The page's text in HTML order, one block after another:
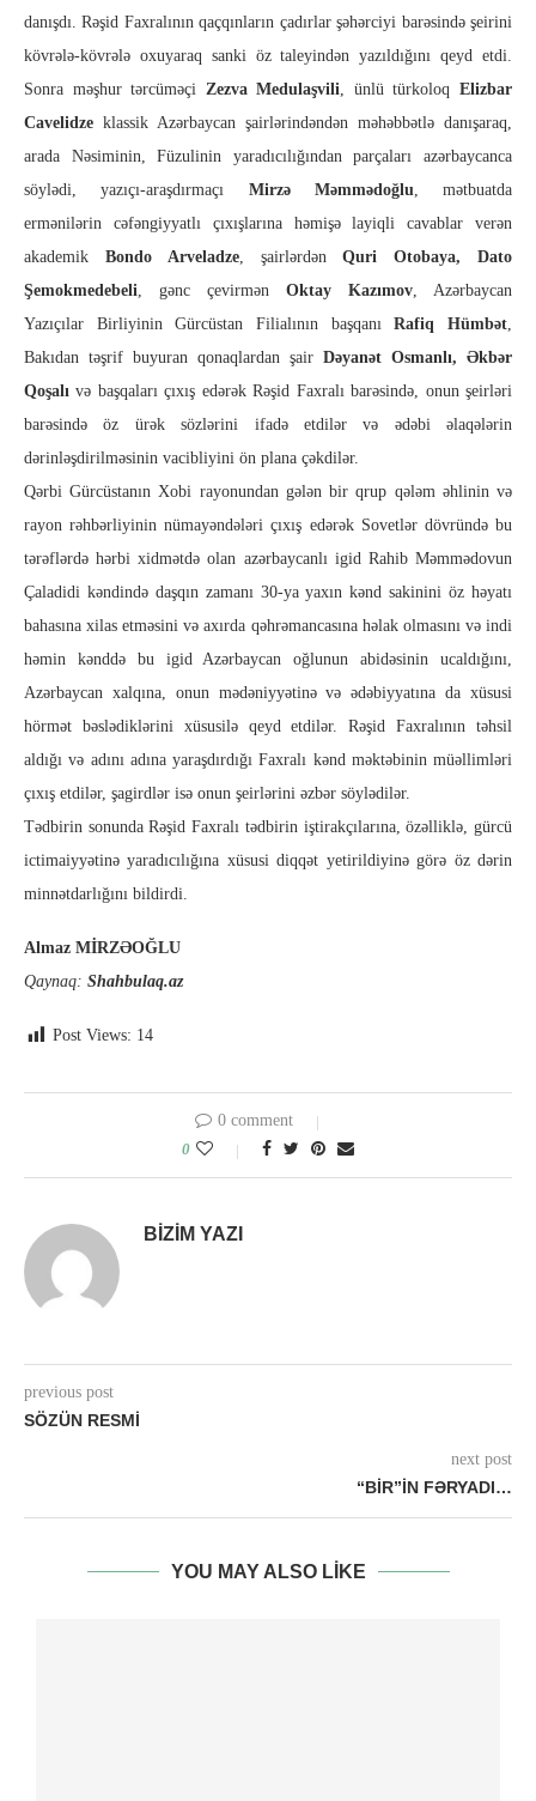
danışdı. Rəşid Faxralının qaçqınların çadırlar şəhərciyi barəsində şeirini
kövrələ-kövrələ oxuyaraq sanki öz taleyindən yazıldığını qeyd etdi.
Sonra məşhur tərcüməçi Zezva Medulaşvili, ünlü türkoloqElizbar
Cavelidze klassik Azərbaycan şairlərindəndən məhəbbətlə danışaraq,
arada Nəsiminin, Füzulinin yaradıcılığından parçaları azərbaycanca
söylədi, yazıçı-araşdırmaçı Mirzə Məmmədoğlu, mətbuatda
ermənilərin cəfəngiyyatlı çıxışlarına həmişə layiqli cavablar verən
akademik Bondo Arveladze, şairlərdənQuri Otobaya, Dato
Şemokmedebeli, gənc çevirmən Oktay Kazımov, Azərbaycan
Yazıçılar Birliyinin Gürcüstan Filialının başqanıRafiq Hümbət,
Bakıdan təşrif buyuran qonaqlardan şair Dəyanət Osmanlı, Əkbər
Qoşalı və başqaları çıxış edərək Rəşid Faxralı barəsində, onun şeirləri
barəsində öz ürək sözlərini ifadə etdilər və ədəbi əlaqələrin
dərinləşdirilməsinin vacibliyini ön plana çəkdilər.
Qərbi Gürcüstanın Xobi rayonundan gələn bir qrup qələm əhlinin və
rayon rəhbərliyinin nümayəndələri çıxış edərək Sovetlər dövründə bu
tərəflərdə hərbi xidmətdə olan azərbaycanlı igid Rahib Məmmədovun
Çaladidi kəndində daşqın zamanı 30-ya yaxın kənd sakinini öz həyatı
bahasına xilas etməsini və axırda qəhrəmancasına həlak olmasını və indi
həmin kənddə bu igid Azərbaycan oğlunun abidəsinin ucaldığını,
Azərbaycan xalqına, onun mədəniyyətinə və ədəbiyyatına da xüsusi
hörmət bəslədiklərini xüsusilə qeyd etdilər. Rəşid Faxralının təhsil
aldığı və adını adına yaraşdırdığı Faxralı kənd məktəbinin müəllimləri
çıxış etdilər, şagirdlər isə onun şeirlərini əzbər söylədilər.
Tədbirin sonunda Rəşid Faxralı tədbirin iştirakçılarına, özəlliklə, gürcü
ictimaiyyətinə yaradıcılığına xüsusi diqqət yetirildiyinə görə öz dərin
minnətdarlığını bildirdi.
Almaz MİRZƏOĞLU
Qaynaq: Shahbulaq.az
Post Views: 14
0 comment
0
BIZIM YAZI
previous post
SÖZÜN RESMI
next post
“BİR”İN FƏRYADI…
YOU MAY ALSO LIKE